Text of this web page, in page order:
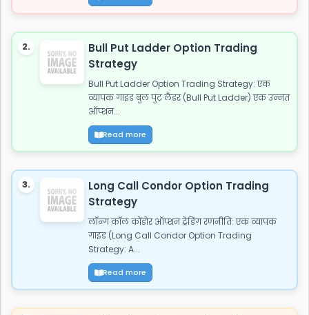
2.
Bull Put Ladder Option Trading
Strategy
Bull Put Ladder Option Trading Strategy: एक
व्यापक गाइड बुल पुट लैडर (Bull Put Ladder) एक उन्नत
ऑप्शन...
Read more
3.
Long Call Condor Option Trading
Strategy
लॉन्ग कॉल कोंडोर ऑप्शन ट्रेडिंग रणनीति: एक व्यापक
गाइड (Long Call Condor Option Trading
Strategy: A...
Read more